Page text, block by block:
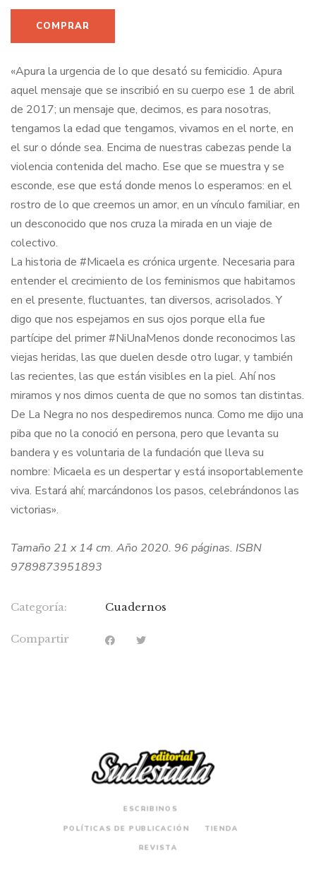
«Apura la urgencia de lo que desató su femicidio. Apura
aquel mensaje que se inscribió en su cuerpo ese 1 de abril
de 2017; un mensaje que, decimos, es para nosotras,
tengamos la edad que tengamos, vivamos en el norte, en
el sur o dónde sea. Encima de nuestras cabezas pende la
violencia contenida del macho. Ese que se muestra y se
esconde, ese que está donde menos lo esperamos: en el
rostro de lo que creemos un amor, en un vínculo familiar, en
un desconocido que nos cruza la mirada en un viaje de
colectivo.
La historia de #Micaela es crónica urgente. Necesaria para
entender el crecimiento de los feminismos que habitamos
en el presente, fluctuantes, tan diversos, acrisolados. Y
digo que nos espejamos en sus ojos porque ella fue
partícipe del primer #NiUnaMenos donde reconocimos las
viejas heridas, las que duelen desde otro lugar, y también
las recientes, las que están visibles en la piel. Ahí nos
miramos y nos dimos cuenta de que no somos tan distintas.
De La Negra no nos despediremos nunca. Como me dijo una
piba que no la conoció en persona, pero que levanta su
bandera y es voluntaria de la fundación que lleva su
nombre: Micaela es un despertar y está insoportablemente
viva. Estará ahí; marcándonos los pasos, celebrándonos las
victorias».
Tamaño 21 x 14 cm. Año 2020. 96 páginas. ISBN
9789873951893
Categoría: Cuadernos
Compartir
ESCRIBINOS
POLÍTICAS DE PUBLICACIÓN TIENDA
REVISTA